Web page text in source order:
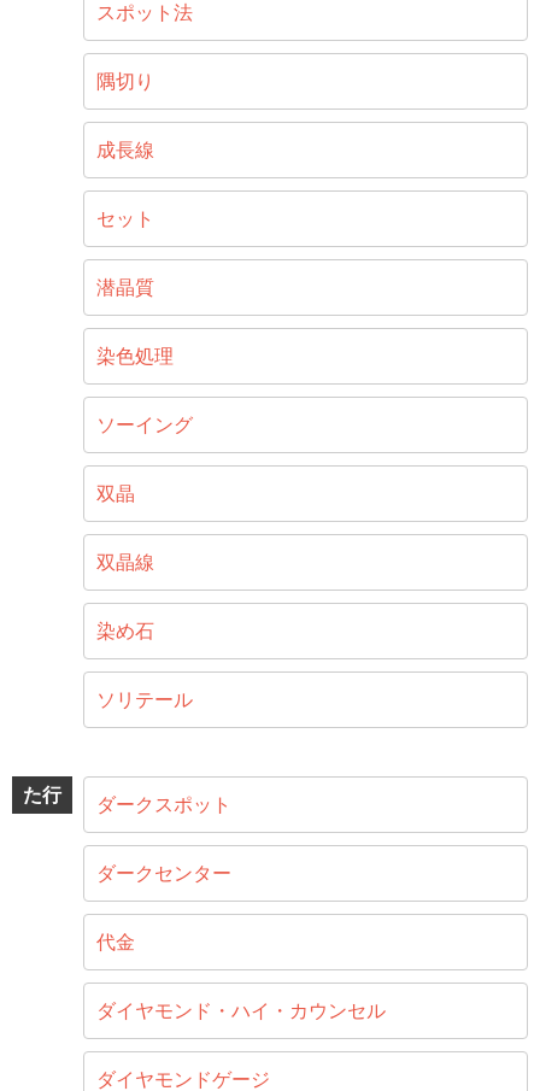
スポット法
隅切り
成長線
セット
潜晶質
染色処理
ソーイング
双晶
双晶線
染め石
ソリテール
た行 ダークスポット
ダークセンター
代金
ダイヤモンド・ハイ・カウンセル
ダイヤモンドゲージ